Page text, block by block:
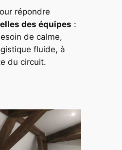
répondre
des équipes :
de calme,
fluide, à
du circuit.